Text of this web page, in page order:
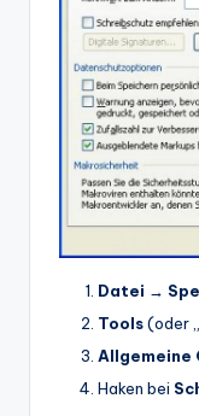
Datei →
Tools(oder
Allgemeine
Haken bei